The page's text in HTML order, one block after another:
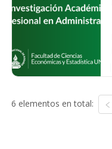
6 elementos en total: